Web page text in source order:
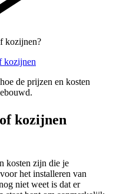
kozijnen?
kozijnen
de prijzen en kosten
kozijnen
kosten zijn die je
het installeren van
niet weet is dat er